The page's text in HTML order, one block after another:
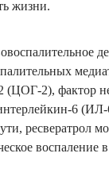
жизни.
(ЦОГ-2), фактор
6 (ИЛ-
ресвератрол
воспаление